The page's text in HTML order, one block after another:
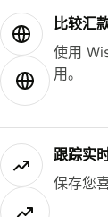
比较汇
使用
用。
跟踪实
保存您